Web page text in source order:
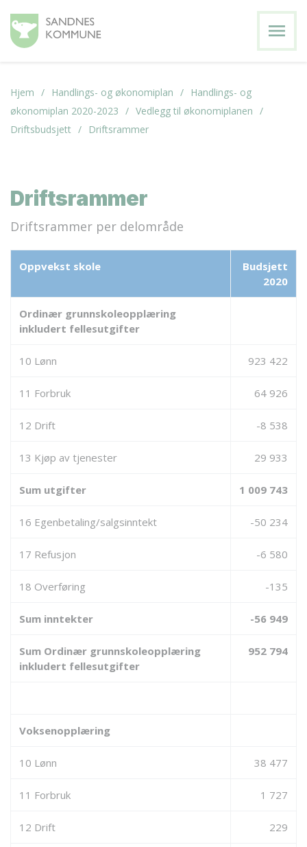
menu
Hjem Handlings- og økonomiplan
Handlings- og
økonomiplan 2020-2023
Vedlegg til økonomiplanen
Driftsbudsjett
Driftsrammer
Driftsrammer
Driftsrammer per delområde
Oppvekst skole
Budsjett
2020
Ordinær grunnskoleopplæring
inkludert fellesutgifter
10 Lønn 923 422
11 Forbruk 64 926
12 Drift -8 538
13 Kjøp av tjenester 29 933
Sum utgifter 1 009 743
16 Egenbetaling/salgsinntekt -50 234
17 Refusjon -6 580
18 Overføring -135
Sum inntekter -56 949
Sum Ordinær grunnskoleopplæring
inkludert fellesutgifter
952 794
Voksenopplæring
10 Lønn 38 477
11 Forbruk 1 727
12 Drift 229